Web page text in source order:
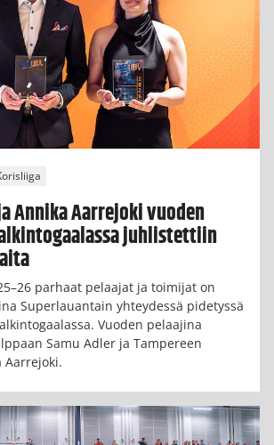
Annika Aarrejoki vuoden
juhlistettiin
parhaat pelaajat ja toimijat on
Superlauantain yhteydessä pidetyssä
Vuoden pelaajina
Samu Adler ja Tampereen
Aarrejoki.